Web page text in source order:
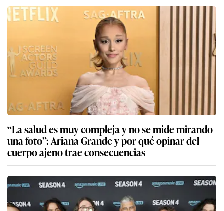
“La salud es muy compleja y no se mide mirando
una foto”: Ariana Grande y por qué opinar del
cuerpo ajeno trae consecuencias